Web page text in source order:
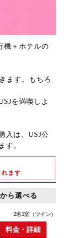
機＋ホテルの
ます。もちろ
を満喫しよ
入は、USJ公
す。
ます
ら選べる
2名1室（ツイン）
料金・詳細